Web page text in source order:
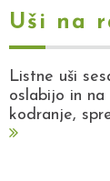
Uši na
Listne uši
oslabijo in
kodranje,